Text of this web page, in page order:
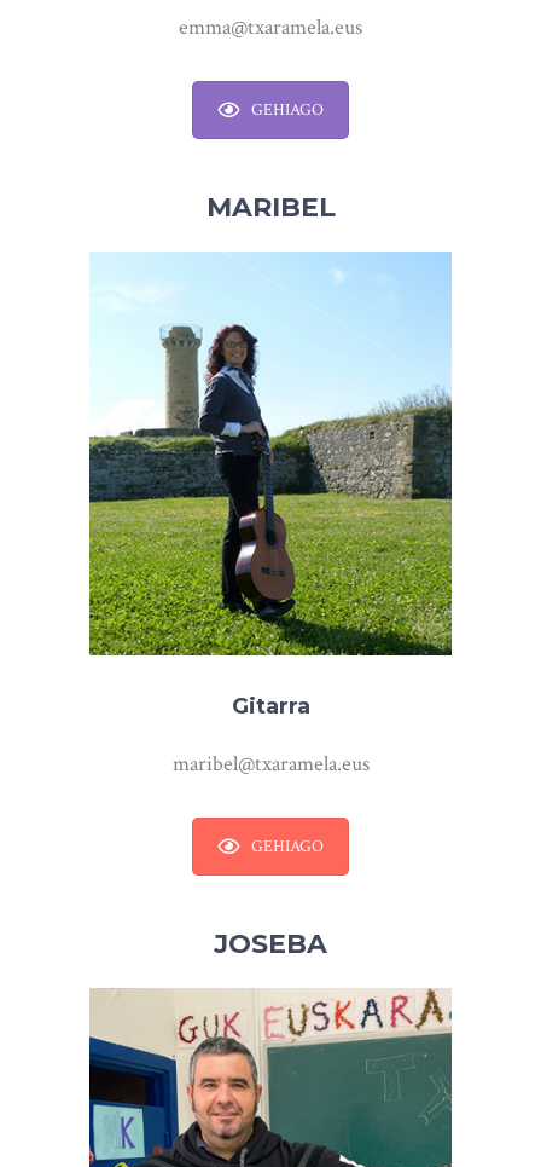
emma@txaramela.eus
GEHIAGO
MARIBEL
Gitarra
maribel@txaramela.eus
GEHIAGO
JOSEBA